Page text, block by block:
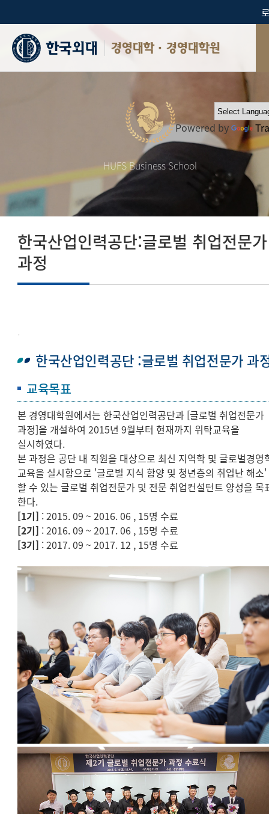
Powered by
경영대학·경영대학원
HUFS Business School
한국산업인력공단:글로벌 취업전문가
과정
WOORI 경영관리 능력향상과정
HUFS-철강 E-MBA 프로그램
IBK China 금융전문가 과정
한국산업인력공단:글로벌 취업전문가 과정
한국산업인력공단:Mini-MBA과정
.
한국산업인력공단 :글로벌 취업전문가 과
교육목표
본 경영대학원에서는 한국산업인력공단과 [글로벌 취업전문가
과정]을 개설하여 2015년 9월부터 현재까지 위탁교육을
실시하였다.
본 과정은 공단 내 직원을 대상으로 최신 지역학 및 글로벌경영
교육을 실시함으로 '글로벌 지식 함양 및 청년층의 취업난 해소
할 수 있는 글로벌 취업전문가 및 전문 취업컨설턴트 양성을 목
한다.
[1기] : 2015. 09 ~ 2016. 06 , 15명 수료
[2기] : 2016. 09 ~ 2017. 06 , 15명 수료
[3기] : 2017. 09 ~ 2017. 12 , 15명 수료